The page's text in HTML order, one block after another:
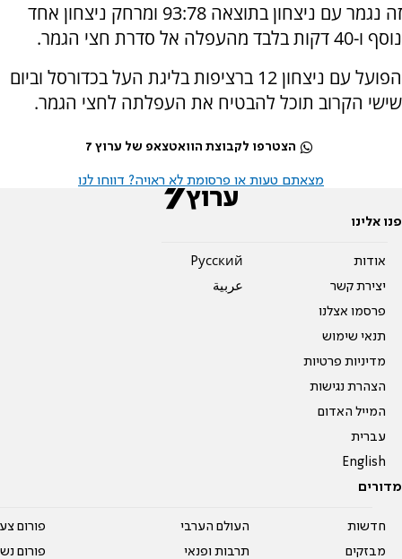
זה נגמר עם ניצחון בתוצאה 93:78 ומרחק ניצחון אחד
נוסף ו-40 דקות בלבד מהעפלה אל סדרת חצי הגמר.
הפועל עם ניצחון 12 ברציפות בליגת העל בכדורסל וביום
שישי הקרוב תוכל להבטיח את העפלתה לחצי הגמר.
הצטרפו לקבוצת הוואטצאפ של ערוץ 7
מצאתם טעות או פרסומת לא ראויה? דווחו לנו
פנו אלינו
אודות
יצירת קשר
פרסמו אצלנו
תנאי שימוש
מדיניות פרטיות
הצהרת נגישות
המייל האדום
עברית
English
Pусский
عربية
מדורים
חדשות
מבזקים
העולם הערבי
תרבות ופנאי
פורום
פורום